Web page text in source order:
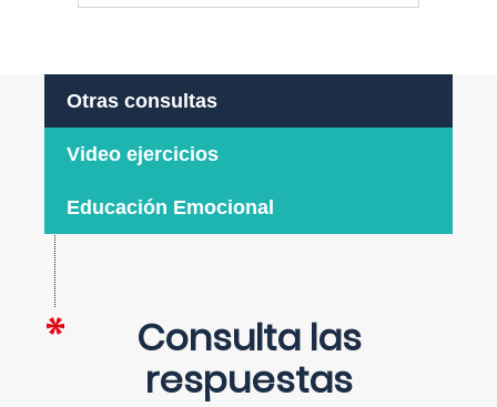
Otras consultas
Video ejercicios
Educación Emocional
Consulta las
respuestas